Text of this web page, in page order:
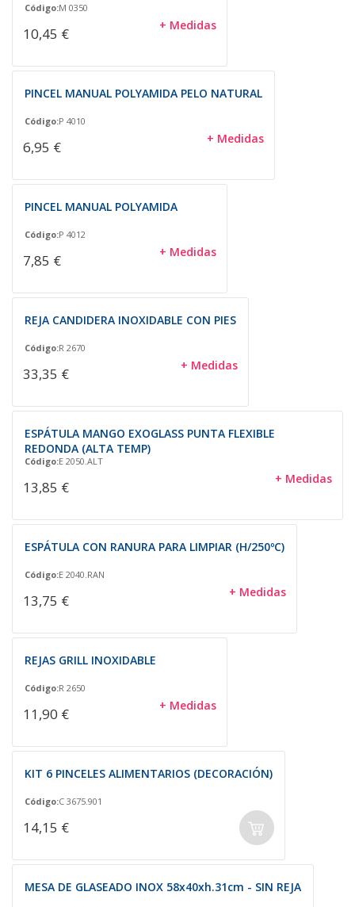
Código:M 0350
10,45 € + Medidas
PINCEL MANUAL POLYAMIDA PELO NATURAL
Código:P 4010
6,95 € + Medidas
PINCEL MANUAL POLYAMIDA
Código:P 4012
7,85 € + Medidas
REJA CANDIDERA INOXIDABLE CON PIES
Código:R 2670
33,35 € + Medidas
ESPÁTULA MANGO EXOGLASS PUNTA FLEXIBLE
REDONDA (ALTA TEMP)
Código:E 2050.ALT
13,85 € + Medidas
ESPÁTULA CON RANURA PARA LIMPIAR (H/250ºC)
Código:E 2040.RAN
13,75 € + Medidas
REJAS GRILL INOXIDABLE
Código:R 2650
11,90 € + Medidas
KIT 6 PINCELES ALIMENTARIOS (DECORACIÓN)
Código:C 3675.901
14,15 €
MESA DE GLASEADO INOX 58x40xh.31cm - SIN REJA